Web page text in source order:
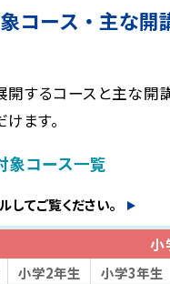
コース・主な開
開するコースと主な開
ます。
象コース一覧
してご覧ください。
小
小学2年生 小学3年生